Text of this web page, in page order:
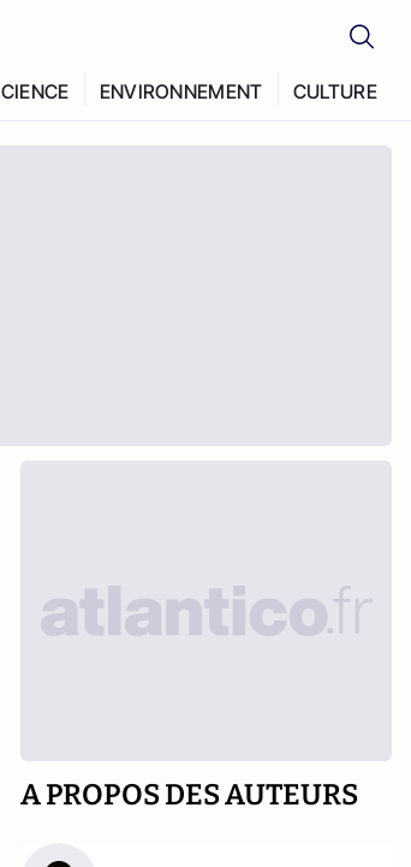
ENVIRONNEMENT CULTURE
A PROPOS DES AUTEURS